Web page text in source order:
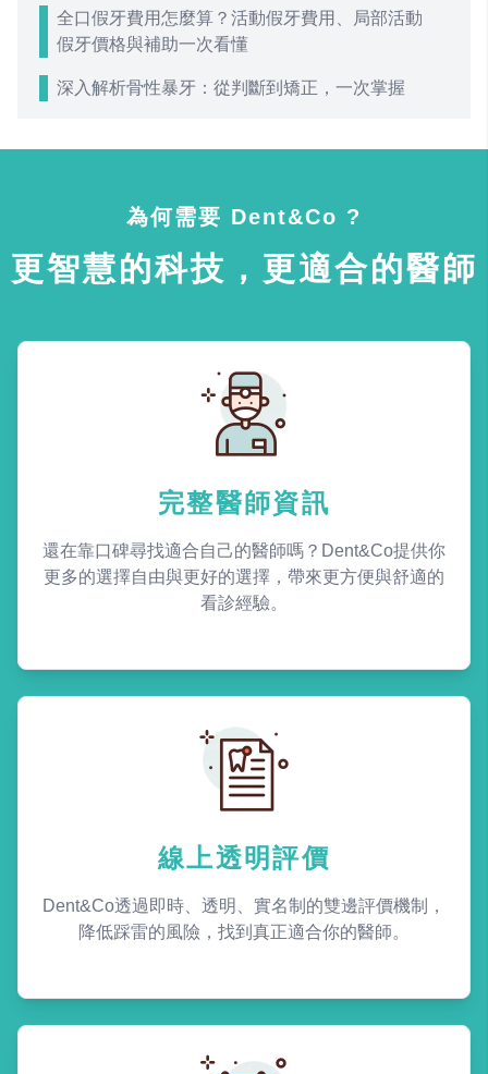
全口假牙費用怎麼算？活動假牙費用、局部活動
假牙價格與補助一次看懂
深入解析骨性暴牙：從判斷到矯正，一次掌握
為何需要 Dent&Co ?
更智慧的科技，更適合的醫師
完整醫師資訊
還在靠口碑尋找適合自己的醫師嗎？Dent&Co提供你
更多的選擇自由與更好的選擇，帶來更方便與舒適的
看診經驗。
線上透明評價
Dent&Co透過即時、透明、實名制的雙邊評價機制，
降低踩雷的風險，找到真正適合你的醫師。